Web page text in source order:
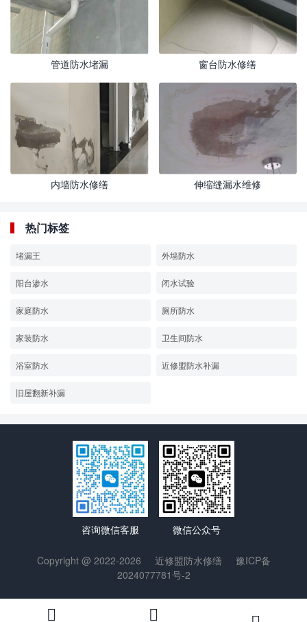
管道防水堵漏 窗台防水修缮
内墙防水修缮 伸缩缝漏水维修
热门标签
堵漏王 外墙防水
阳台渗水 闭水试验
家庭防水 厕所防水
家装防水 卫生间防水
浴室防水 近修盟防水补漏
旧屋翻新补漏
咨询微信客服 微信公众号
Copyright @ 2022-2026 近修盟防水修缮
豫ICP备
2024077781号-2